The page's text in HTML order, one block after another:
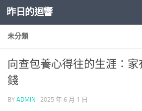
Skip to content
昨日的迴響
未分類
向查包養心得往的生涯：
錢
BY ADMIN · 2025 年 6 月 1 日